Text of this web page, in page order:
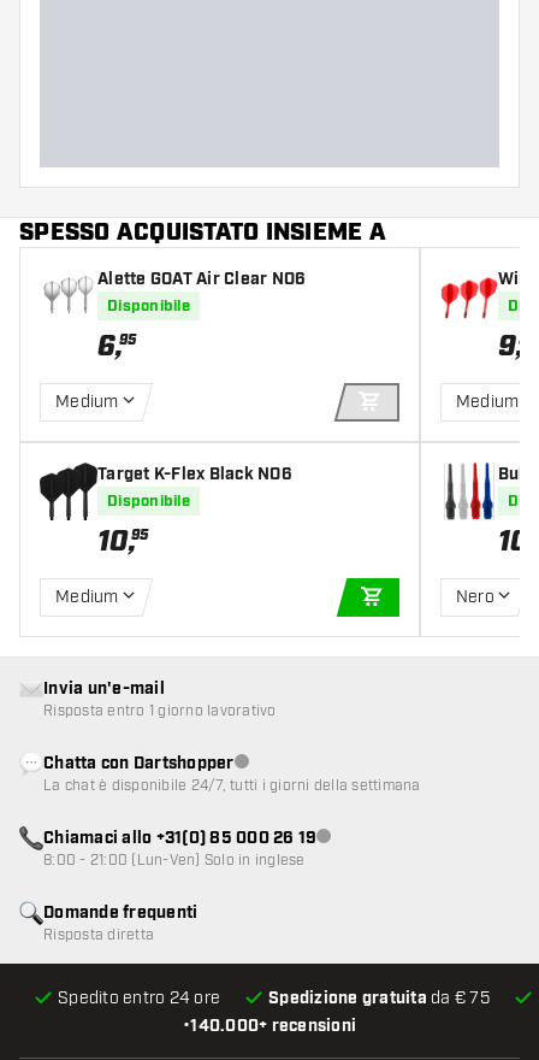
SPESSO ACQUISTATO INSIEME A
Alette GOAT Air Clear NO6
Disponibile
6,95
Medium
AGGIUNGI AL
Target K-Flex Black NO6
Disponibile
10,95
Medium
AGGIUNGI AL
9,50
Medium
10
Nero
•140.000+ recensioni
Spedito entro 24 ore Spedizione gratuita da € 75
Domande frequenti
Risposta diretta
Invia un'e-mail
Risposta entro 1 giorno lavorativo
Chatta con DartshopperServizio clienti non disponibile
La chat è disponibile 24/7, tutti i giorni della settimana
Chiamaci allo +31(0) 85 000 26 19Servizio clienti non disponibile
8:00 - 21:00 (Lun-Ven) Solo in inglese